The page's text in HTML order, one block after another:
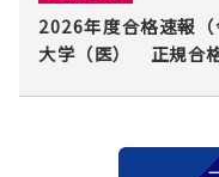
2026年度合格速報
大学（医） 正規合